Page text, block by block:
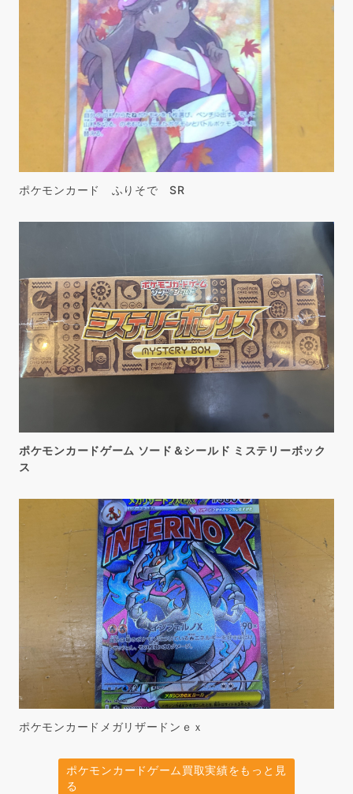
ポケモンカード ふりそで SR
ポケモンカードゲーム ソード＆シールド ミステリーボック
ス
ポケモンカードメガリザードンｅｘ
ポケモンカードゲーム買取実績をもっと見
る